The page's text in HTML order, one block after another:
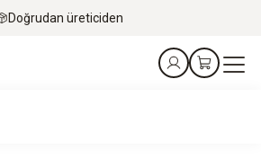
Doğrudan üreticiden